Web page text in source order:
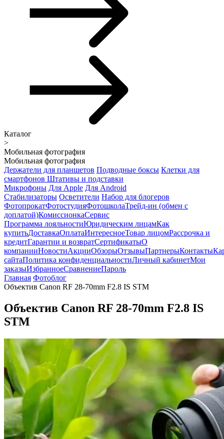
Каталог
>
Мобильная фотография
Мобильная фотография
Держатели для планшетов Подводные боксы Клетки для
смартфонов Штативы и подставки
Микрофоны Для Apple Для Android
Стабилизаторы Осветители Набор для блогеров
ФотопрокатФотостудияФотошколаТрейд-ин (обмен с
доплатой)КомиссионкаСервис
Программа лояльностиЮридическим лицамКак
купитьДоставкаОплатаИнтересноеТовар лицомРассрочка и
кредитГарантии и возвратСертификатыО
компанииНовостиАкцииОбзорыОтзывыПартнерыКонтакты
сайтаПолитика конфиденциальностиЛичный кабинетМои
заказыИзбранноеСравнениеПароль
Главная Фотоблог
Объектив Canon RF 28-70mm F2.8 IS STM
Объектив Canon RF 28-70mm F2.8 IS
STM